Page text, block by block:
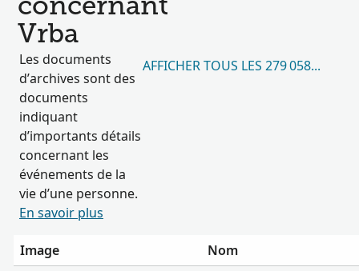
concernant
Vrba
Les documents
d’archives sont des
documents
indiquant
d’importants détails
concernant les
événements de la
vie d’une personne.
En savoir plus
AFFICHER TOUS LES 279 058
Image
Nom